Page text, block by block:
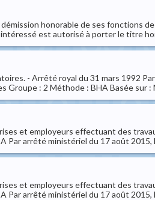
honorable de ses fonctions
est autorisé à porter le titre
- Arrêté royal du 31 mars 1992
: 2 Méthode : BHA Basée sur
et employeurs effectuant des
arrêté ministériel du 17 août 2015,
et employeurs effectuant des
arrêté ministériel du 17 août 2015,